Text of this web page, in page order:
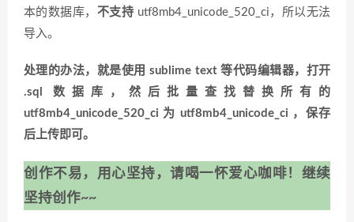
本的数据库， 不支持 utf8mb4_unicode_520_ci，所以无法
导入。
处理的办法，就是使用 sublime text 等代码编辑器，打开
.sql 数据库，然后批量查找替换所有的
utf8mb4_unicode_520_ci 为 utf8mb4_unicode_ci ，保存
后上传即可。
创作不易，用心坚持，请喝一怀爱心咖啡！继续
坚持创作~~